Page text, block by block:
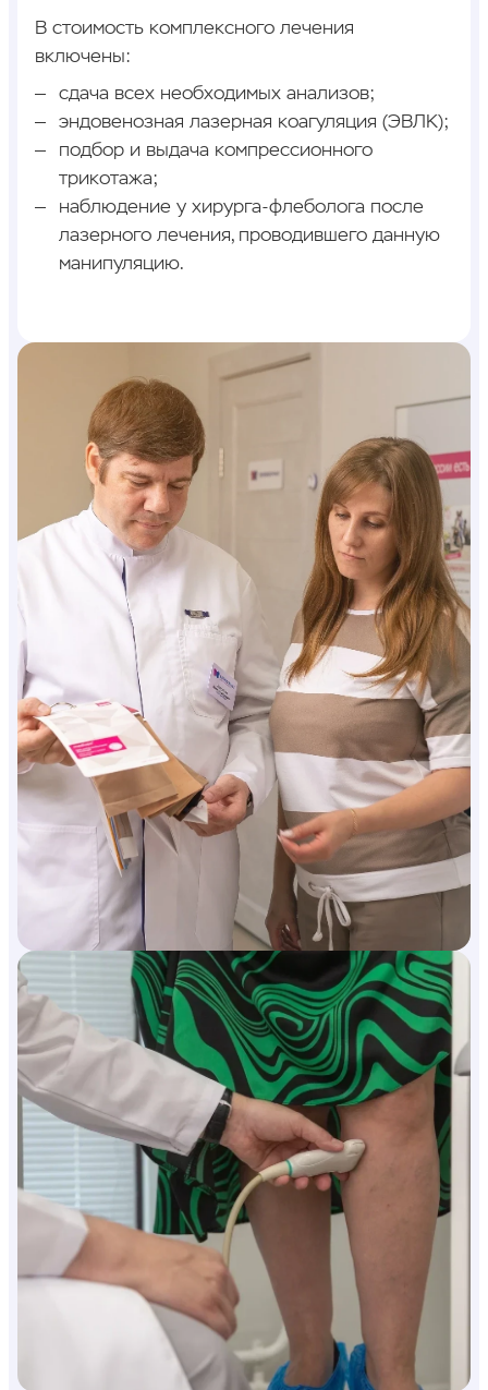
В стоимость комплексного лечения
включены:
сдача всех необходимых анализов;
эндовенозная лазерная коагуляция (ЭВЛК);
подбор и выдача компрессионного
трикотажа;
наблюдение у хирурга-флеболога после
лазерного лечения, проводившего данную
манипуляцию.